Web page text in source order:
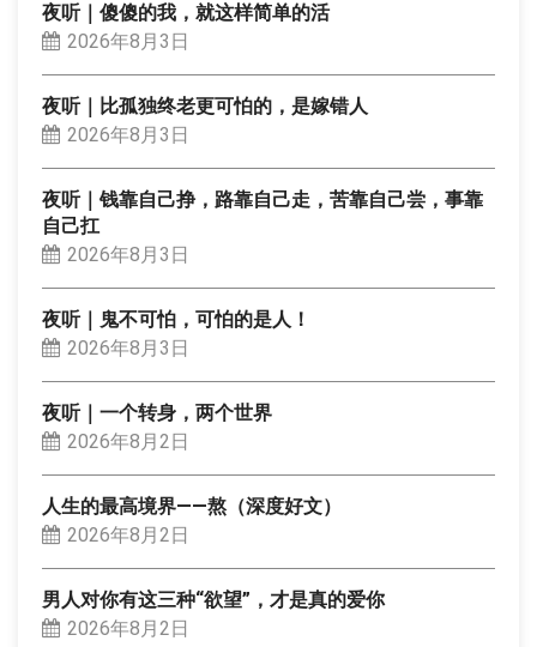
夜听｜傻傻的我，就这样简单的活
2026年8月3日
夜听｜比孤独终老更可怕的，是嫁错人
2026年8月3日
夜听｜钱靠自己挣，路靠自己走，苦靠自己尝，事靠
自己扛
2026年8月3日
夜听｜鬼不可怕，可怕的是人！
2026年8月3日
夜听｜一个转身，两个世界
2026年8月2日
人生的最高境界——熬（深度好文）
2026年8月2日
男人对你有这三种“欲望”，才是真的爱你
2026年8月2日